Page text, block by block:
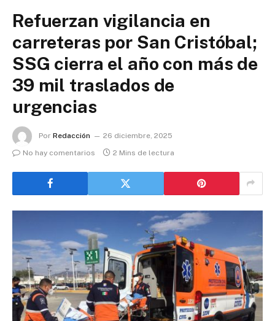
Refuerzan vigilancia en
carreteras por San Cristóbal;
SSG cierra el año con más de
39 mil traslados de
urgencias
Por Redacción
26 diciembre, 2025
No hay comentarios
2 Mins de lectura